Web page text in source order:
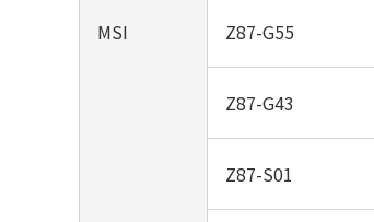
MSI Z87-G55
Z87-G43
Z87-S01